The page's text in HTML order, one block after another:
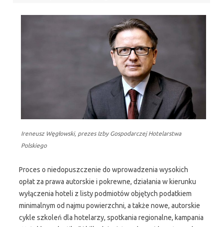
Ireneusz Węgłowski, prezes Izby Gospodarczej Hotelarstwa
Polskiego
Proces o niedopuszczenie do wprowadzenia wysokich
opłat za prawa autorskie i pokrewne, działania w kierunku
wyłączenia hoteli z listy podmiotów objętych podatkiem
minimalnym od najmu powierzchni, a także nowe, autorskie
cykle szkoleń dla hotelarzy, spotkania regionalne, kampania